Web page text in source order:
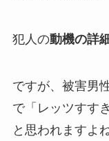
犯人の動機の詳
ですが、被害男
で「レッツすす
と思われますよね